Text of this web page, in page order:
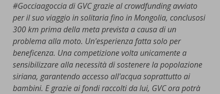
Trasparenza
Lavora con noi
CERCA CARRELLO
Cookie di terze parti
#Gocciaagoccia di GVC grazie al crowdfunding avviato
per il suo viaggio in solitaria fino in Mongolia, conclusosi
300 km prima della meta prevista a causa di un
problema alla moto. Un'esperienza fatta solo per
beneficenza. Una competizione volta unicamente a
sensibilizzare alla necessità di sostenere la popolazione
siriana, garantendo accesso all'acqua soprattutto ai
bambini. E grazie ai fondi raccolti da lui, GVC ora potrà